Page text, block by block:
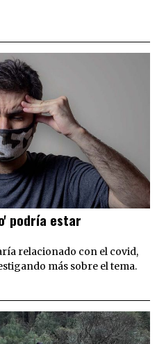
podría estar
relacionado con el covid,
más sobre el tema.